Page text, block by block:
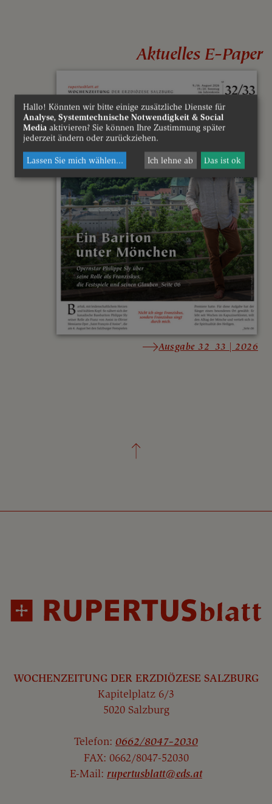
Aktuelles E-Paper
Ausgabe 32_33 | 2026
WOCHENZEITUNG DER ERZDIÖZESE SALZBURG
Kapitelplatz 6/3
5020 Salzburg
Telefon: 0662/8047-2030
FAX: 0662/8047-52030
E-Mail: rupertusblatt@eds.at
Hallo! Könnten wir bitte einige zusätzliche Dienste für
Analyse, Systemtechnische Notwendigkeit & Social
Media aktivieren? Sie können Ihre Zustimmung später
jederzeit ändern oder zurückziehen.
Lassen Sie mich wählen... Ich lehne ab Das ist ok